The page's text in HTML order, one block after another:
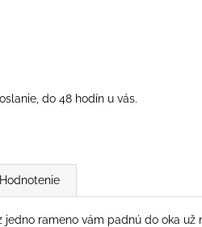
do 48 hodín u vás.
Hodnotenie
rameno vám padnú do oka